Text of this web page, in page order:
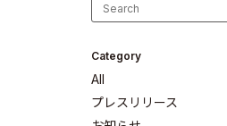
Category
All
プレスリリース